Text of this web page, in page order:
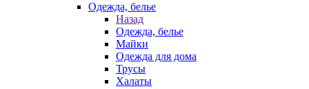
Одежда, белье
Назад
Одежда, белье
Майки
Одежда для дома
Трусы
Халаты